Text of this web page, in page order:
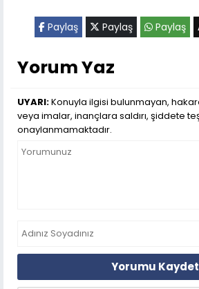
Paylaş Paylaş Paylaş
Yorum Yaz
UYARI:Konuyla ilgisi bulunmayan,
veya imalar, inançlara saldırı, şiddete
onaylanmamaktadır.
Yorumu Kaydet